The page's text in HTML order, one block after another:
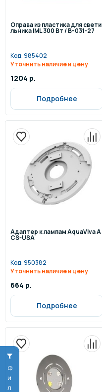
Оправа из пластика для свети
льника IML 300 Вт / B-031-27
Код:985402
Уточнить наличие и цену
1204 р.
Подробнее
Адаптер к лампам AquaViva A
CS-USA
Код:950382
Уточнить наличие и цену
664 р.
Подробнее